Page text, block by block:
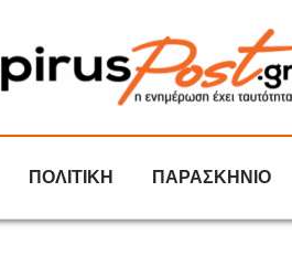
ΠΟΛΙΤΙΚΗ ΠΑΡΑΣΚΗΝΙΟ